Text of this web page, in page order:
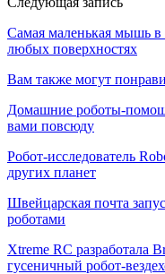
Самая маленькая мышь в
любых поверхностях
Вам также могут
Домашние роботы-
вами повсюду
Робот-исследователь
других планет
Швейцарская почта
роботами
Xtreme RC разработала
гусеничный робот-